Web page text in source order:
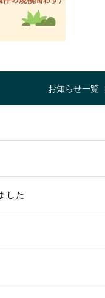
お知らせ一覧
した